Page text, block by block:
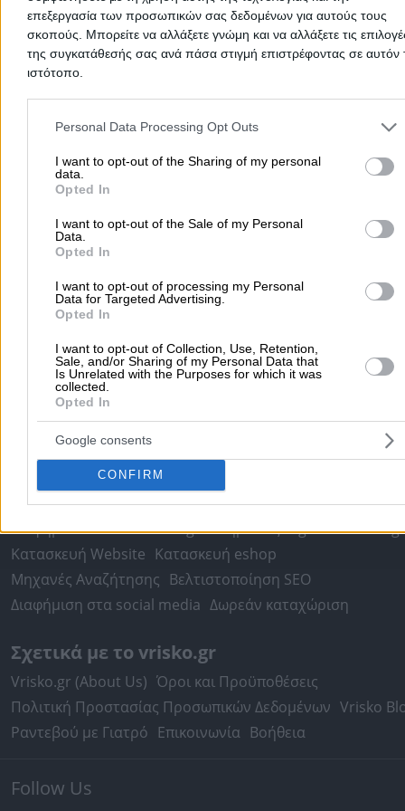
επεξεργασία των προσωπικών σας δεδομένων για αυτούς τους
σκοπούς. Μπορείτε να αλλάξετε γνώμη και να αλλάξετε τις
της συγκατάθεσής σας ανά πάσα στιγμή επιστρέφοντας σε αυτόν
ιστότοπο.
Please note that this website/app uses one or more Google
and may gather and store information including but not limited to
to Google and its third-party tags to use your data for below
purposes in below Google consent section.
Personal Data Processing Opt Outs
I want to opt-out of the Sharing of my personal
data.
Opted In
I want to opt-out of the Sale of my Personal
Data.
Opted In
I want to opt-out of processing my Personal
Data for Targeted Advertising.
Opted In
I want to opt-out of Collection, Use, Retention,
Sale, and/or Sharing of my Personal Data that
Is Unrelated with the Purposes for which it was
collected.
Opted In
Google consents
CONFIRM
Δημοφιλείς Αναζητήσεις
Μετακομίσεις & Μεταφορές
Ψυχολόγοι Παιδικοί Σταθμοί Οδοντίατροι
Συνεργεία Αυτοκινήτων
περισσότερα >>
Τοπική Αναζήτηση
Θεσσαλονίκη
Πειραιάς Κέρκυρα Χανιά Καλαμάτα
Χρήσιμα Σήμερα
Εφημερίες Φαρμακείων
Τιμές Καυσίμων Ταχυδρομικοί Κώδικες Στοιχεία Α.Φ.Μ.
Δρομολόγια Πλοίων
Υπηρεσίες Προβολής
Διαφημιστείτε στο Vrisko.gr Υπηρεσίες Digital Marketing
Κατασκευή Website Κατασκευή eshop
Μηχανές Αναζήτησης Βελτιστοποίηση SEO
Διαφήμιση στα social media Δωρεάν καταχώριση
Σχετικά με το vrisko.gr
Vrisko.gr (About Us) Όροι και Προϋποθέσεις
Πολιτική Προστασίας Προσωπικών Δεδομένων Vrisko
Ραντεβού με Γιατρό Επικοινωνία Βοήθεια
Follow Us